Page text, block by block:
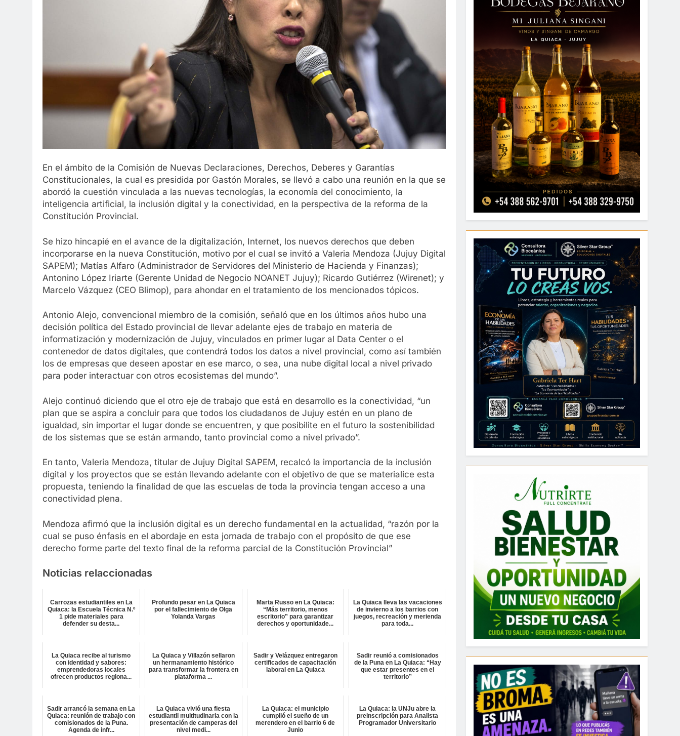
En el ámbito de la Comisión de Nuevas Declaraciones, Derechos, Deberes y Garantías
Constitucionales, la cual es presidida por Gastón Morales, se llevó a cabo una reunión en la que se
abordó la cuestión vinculada a las nuevas tecnologías, la economía del conocimiento, la
inteligencia artificial, la inclusión digital y la conectividad, en la perspectiva de la reforma de la
Constitución Provincial.
Se hizo hincapié en el avance de la digitalización, Internet, los nuevos derechos que deben
incorporarse en la nueva Constitución, motivo por el cual se invitó a Valeria Mendoza (Jujuy Digital
SAPEM); Matías Alfaro (Administrador de Servidores del Ministerio de Hacienda y Finanzas);
Antonino López Iriarte (Gerente Unidad de Negocio NOANET Jujuy); Ricardo Gutiérrez (Wirenet); y
Marcelo Vázquez (CEO Blimop), para ahondar en el tratamiento de los mencionados tópicos.
Antonio Alejo, convencional miembro de la comisión, señaló que en los últimos años hubo una
decisión política del Estado provincial de llevar adelante ejes de trabajo en materia de
informatización y modernización de Jujuy, vinculados en primer lugar al Data Center o el
contenedor de datos digitales, que contendrá todos los datos a nivel provincial, como así también
los de empresas que deseen apostar en ese marco, o sea, una nube digital local a nivel privado
para poder interactuar con otros ecosistemas del mundo”.
Alejo continuó diciendo que el otro eje de trabajo que está en desarrollo es la conectividad, “un
plan que se aspira a concluir para que todos los ciudadanos de Jujuy estén en un plano de
igualdad, sin importar el lugar donde se encuentren, y que posibilite en el futuro la sostenibilidad
de los sistemas que se están armando, tanto provincial como a nivel privado”.
En tanto, Valeria Mendoza, titular de Jujuy Digital SAPEM, recalcó la importancia de la inclusión
digital y los proyectos que se están llevando adelante con el objetivo de que se materialice esta
propuesta, teniendo la finalidad de que las escuelas de toda la provincia tengan acceso a una
conectividad plena.
Mendoza afirmó que la inclusión digital es un derecho fundamental en la actualidad, “razón por la
cual se puso énfasis en el abordaje en esta jornada de trabajo con el propósito de que ese
derecho forme parte del texto final de la reforma parcial de la Constitución Provincial”
Noticias relaccionadas
Carrozas estudiantiles en La
Quiaca: la Escuela Técnica N.º
1 pide materiales para
defender su desta...
Profundo pesar en La Quiaca
por el fallecimiento de Olga
Yolanda Vargas
Marta Russo en La Quiaca:
“Más territorio, menos
escritorio” para garantizar
derechos y oportunidade...
La Quiaca lleva las vacaciones
de invierno a los barrios con
juegos, recreación y merienda
para toda...
La Quiaca recibe al turismo
con identidad y sabores:
emprendedoras locales
ofrecen productos regiona...
La Quiaca y Villazón sellaron
un hermanamiento histórico
para transformar la frontera en
plataforma ...
Sadir y Velázquez entregaron
certificados de capacitación
laboral en La Quiaca
Sadir reunió a comisionados
de la Puna en La Quiaca: “Hay
que estar presentes en el
territorio”
Sadir arrancó la semana en La
Quiaca: reunión de trabajo con
comisionados de la Puna.
Agenda de infr...
La Quiaca vivió una fiesta
estudiantil multitudinaria con la
presentación de camperas del
nivel medi...
La Quiaca: el municipio
cumplió el sueño de un
merendero en el barrio 6 de
Junio
La Quiaca: la UNJu abre la
preinscripción para Analista
Programador Universitario